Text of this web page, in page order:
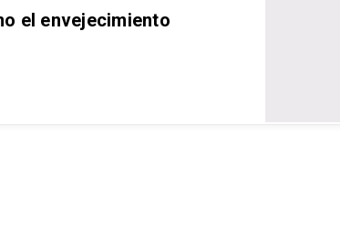
el envejecimiento